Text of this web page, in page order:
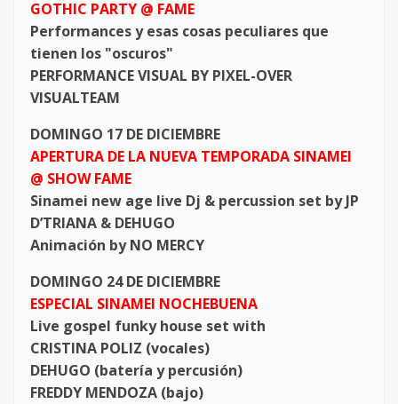
GOTHIC PARTY @ FAME
Performances y esas cosas peculiares que
tienen los "oscuros"
PERFORMANCE VISUAL BY PIXEL-OVER
VISUALTEAM
DOMINGO 17 DE DICIEMBRE
APERTURA DE LA NUEVA TEMPORADA SINAMEI
@ SHOW FAME
Sinamei new age live Dj & percussion set by JP
D’TRIANA & DEHUGO
Animación by NO MERCY
DOMINGO 24 DE DICIEMBRE
ESPECIAL SINAMEI NOCHEBUENA
Live gospel funky house set with
CRISTINA POLIZ (vocales)
DEHUGO (batería y percusión)
FREDDY MENDOZA (bajo)